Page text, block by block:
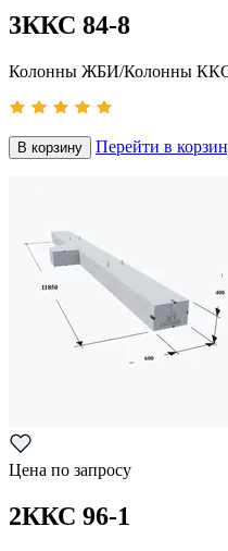
3ККС 84-8
Колонны ЖБИ/Колонны
В корзину Перейти в
Цена по запросу
2ККС 96-1